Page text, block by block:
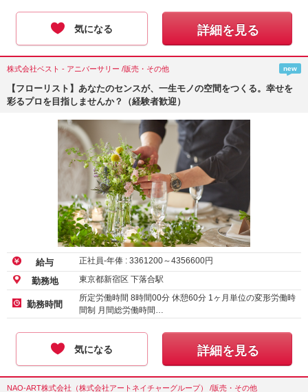
気になる 詳細を見る
株式会社ベスト - アニバーサリー /販売・その他 new
【フローリスト】あなたのセンスが、一生モノの空間をつくる。幸せを
彩るプロを目指しませんか？（経験者歓迎）
給与 正社員-年俸 : 3361200～4356600円
勤務地 東京都新宿区 下落合駅
勤務時間
所定労働時間 8時間00分 休憩60分 1ヶ月単位の変形労働時
間制 月間総労働時間…
気になる 詳細を見る
NAO-ART株式会社（株式会社アートネイチャーグループ） /販売・その他